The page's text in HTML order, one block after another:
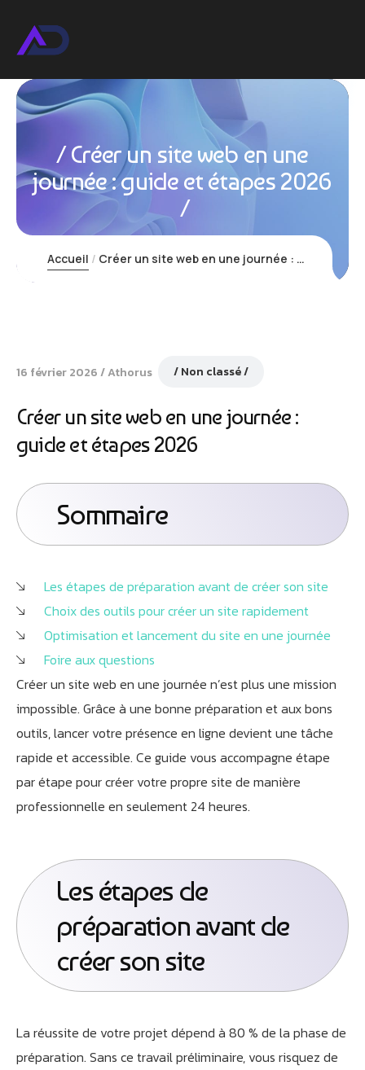
Créer un site web en une
journée : guide et étapes 2026
Accueil Créer un site web en une journée : guide et étapes 2026
16 février 2026 Athorus Non classé
Créer un site web en une journée :
guide et étapes 2026
Sommaire
Les étapes de préparation avant de créer son site
Choix des outils pour créer un site rapidement
Optimisation et lancement du site en une journée
Foire aux questions
Créer un site web en une journée n’est plus une mission
impossible. Grâce à une bonne préparation et aux bons
outils, lancer votre présence en ligne devient une tâche
rapide et accessible. Ce guide vous accompagne étape
par étape pour créer votre propre site de manière
professionnelle en seulement 24 heures.
Les étapes de
préparation avant de
créer son site
La réussite de votre projet dépend à 80 % de la phase de
préparation. Sans ce travail préliminaire, vous risquez de